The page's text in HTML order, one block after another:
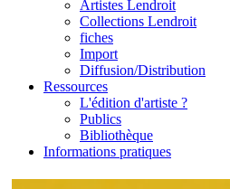
Artistes Lendroit
Collections Lendroit
fiches
Import
Diffusion/Distribution
Ressources
L'édition d'artiste ?
Publics
Bibliothèque
Informations pratiques